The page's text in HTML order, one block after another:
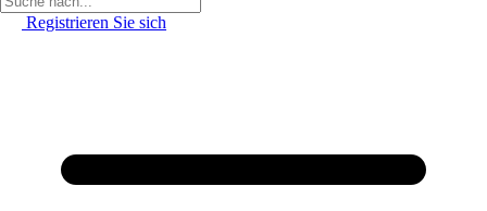
Registrieren Sie sich